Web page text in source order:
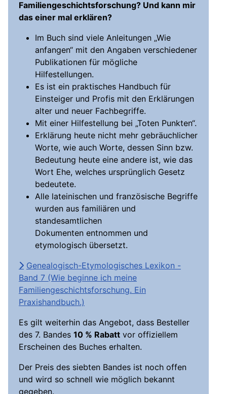
Familiengeschichtsforschung? Und kann mir
das einer mal erklären?
Im Buch sind viele Anleitungen „Wie
anfangen“ mit den Angaben verschiedener
Publikationen für mögliche
Hilfestellungen.
Es ist ein praktisches Handbuch für
Einsteiger und Profis mit den Erklärungen
alter und neuer Fachbegriffe.
Mit einer Hilfestellung bei „Toten Punkten“.
Erklärung heute nicht mehr gebräuchlicher
Worte, wie auch Worte, dessen Sinn bzw.
Bedeutung heute eine andere ist, wie das
Wort Ehe, welches ursprünglich Gesetz
bedeutete.
Alle lateinischen und französische Begriffe
wurden aus familiären und
standesamtlichen
Dokumenten entnommen und
etymologisch übersetzt.
Genealogisch-Etymologisches Lexikon -
Band 7 (Wie beginne ich meine
Familiengeschichtsforschung. Ein
Praxishandbuch.)
Es gilt weiterhin das Angebot, dass Besteller
des 7. Bandes 10 % Rabatt vor offiziellem
Erscheinen des Buches erhalten.
Der Preis des siebten Bandes ist noch offen
und wird so schnell wie möglich bekannt
gegeben.